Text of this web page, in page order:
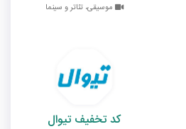
موسیقی، تئاتر و سینما
کد تخفیف تیوال